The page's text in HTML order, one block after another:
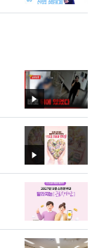
영
상
영
상